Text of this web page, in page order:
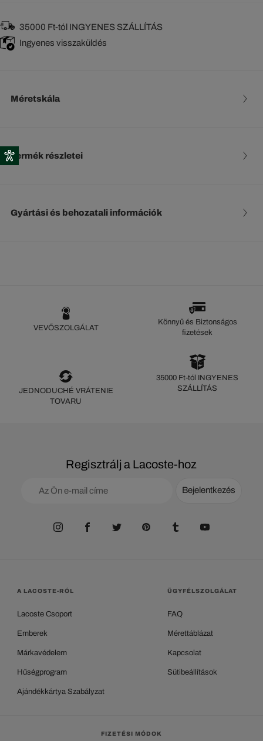
35000 Ft-tól INGYENES SZÁLLÍTÁS
Ingyenes visszaküldés
Méretskála
Termék részletei
Gyártási és behozatali információk
VEVŐSZOLGÁLAT
Könnyű és Biztonságos
fizetések
JEDNODUCHÉ VRÁTENIE
TOVARU
35000 Ft-tól INGYENES
SZÁLLÍTÁS
Regisztrálj a Lacoste-hoz
Bejelentkezés
A LACOSTE-RÓL
Lacoste Csoport
Emberek
Márkavédelem
Hűségprogram
Ajándékkártya Szabályzat
ÜGYFÉLSZOLGÁLAT
FAQ
Mérettáblázat
Kapcsolat
Sütibeállítások
FIZETÉSI MÓDOK